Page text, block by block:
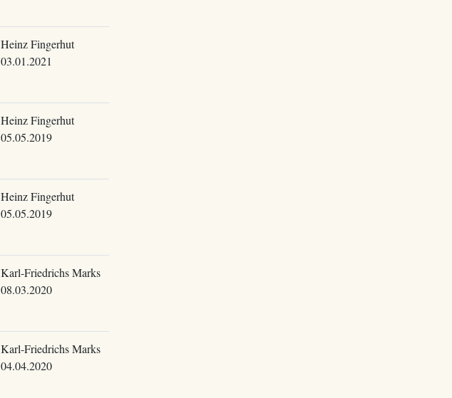
Heinz Fingerhut
03.01.2021
Heinz Fingerhut
05.05.2019
Heinz Fingerhut
05.05.2019
Karl-Friedrichs Marks
08.03.2020
Karl-Friedrichs Marks
04.04.2020